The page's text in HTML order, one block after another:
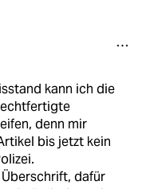
kann ich die
denn mir
bis jetzt kein
dafür